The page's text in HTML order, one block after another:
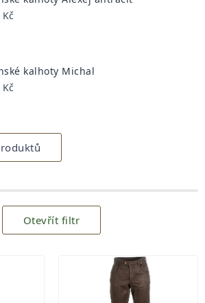
kalhoty Michal
Otevřít filtr